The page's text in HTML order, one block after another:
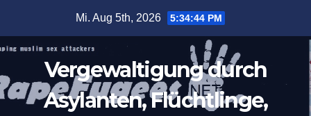
springen
Mi. Aug 5th, 2026 5:34:45 PM
Vergewaltigung durch
Asylanten, Flüchtlinge,